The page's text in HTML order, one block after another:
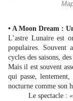
• A Moon Dream :
L’astre Lunaire est
populaires. Souvent
cycles des saisons,
Mais il est souvent
qui passe,
nocturne comme son
Le spectacle :